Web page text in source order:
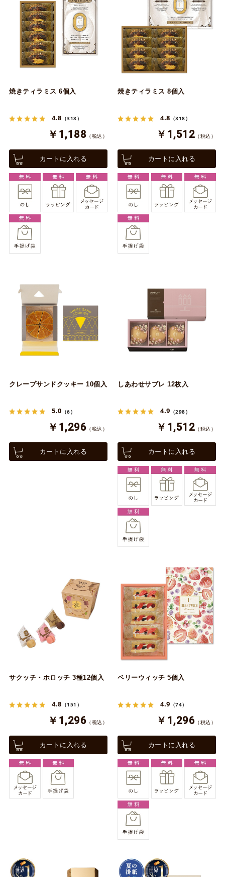
焼きティラミス 6個入
4.8 （318）
￥1,188 （税込）
カートに入れる
焼きティラミス 8個入
4.8 （318）
￥1,512 （税込）
カートに入れる
クレープサンドクッキー 10個入
5.0 （6）
￥1,296 （税込）
カートに入れる
しあわせサブレ 12枚入
4.9 （298）
￥1,512 （税込）
カートに入れる
サクッチ・ホロッチ 3種12個入
4.8 （151）
￥1,296 （税込）
カートに入れる
ベリーウィッチ 5個入
4.9 （74）
￥1,296 （税込）
カートに入れる